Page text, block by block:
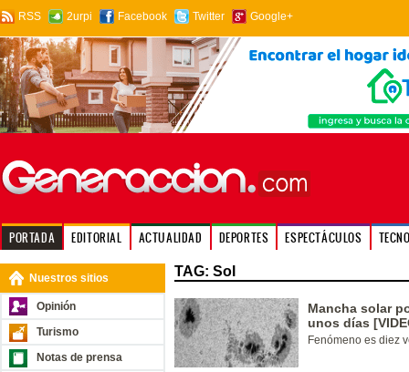
RSS 2urpi Facebook Twitter Google+
PORTADA EDITORIAL ACTUALIDAD DEPORTES ESPECTÁCULOS
Nuestros sitios
Opinión
Turismo
Notas de prensa
TAG: Sol
Mancha solar
unos días
Fenómeno es diez